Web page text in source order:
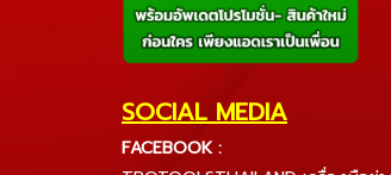
SOCIAL MEDIA
FACEBOOK :